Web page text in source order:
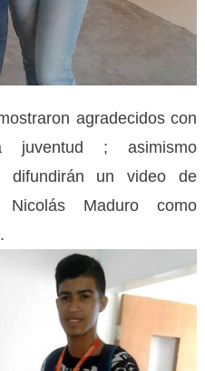
agradecidos con
; asimismo
difundirán un video de
Maduro como